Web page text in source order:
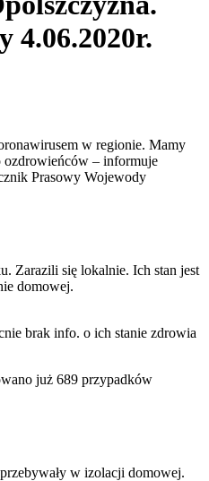
4.06.2020r.
w regionie. Mamy
ozdrowieńców – informuje
Prasowy Wojewody
Zarazili się lokalnie. Ich stan jest
domowej.
brak info. o ich stanie zdrowia
już 689 przypadków
w izolacji domowej.